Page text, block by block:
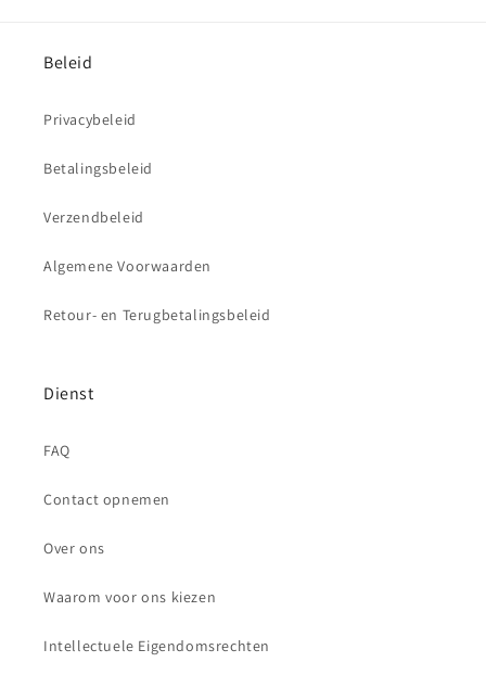
Beleid
Privacybeleid
Betalingsbeleid
Verzendbeleid
Algemene Voorwaarden
Retour- en Terugbetalingsbeleid
Dienst
FAQ
Contact opnemen
Over ons
Waarom voor ons kiezen
Intellectuele Eigendomsrechten